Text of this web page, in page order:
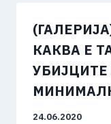
КАКВА Е
УБИЈЦИТЕ
24.06.2020